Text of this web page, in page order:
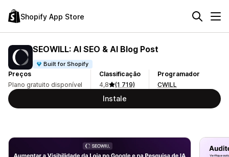
Shopify App Store
SEOWILL: AI SEO & AI Blog Post
Built for Shopify
Preços
Plano gratuito disponível
Classificação
4,8
(1 719)
Programador
CWILL
Instale